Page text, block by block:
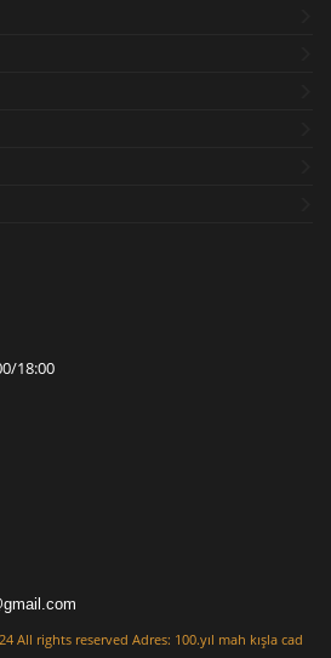
18:00
All rights reserved Adres: 100.yıl mah kışla cad